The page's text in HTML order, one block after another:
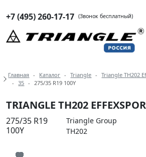
+7 (495) 260-17-17 (Звонок бесплатный)
Навигация по
Главная Каталог Triangle Triangle TH202
35
275/35 R19 100Y
TRIANGLE TH202
275/35 R19
100Y
Triangle Group
TH202